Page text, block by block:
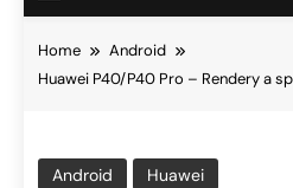
Home
Android
Huawei P40/P40 Pro – Rendery a
Android Huawei